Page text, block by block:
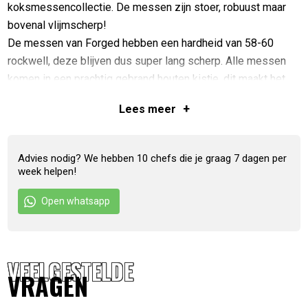
koksmessencollectie. De messen zijn stoer, robuust maar
bovenal vlijmscherp!
De messen van Forged hebben een hardheid van 58-60
rockwell, deze blijven dus super lang scherp. Alle messen
komen in een prachtig gebrand houten kistje, dit maakt het
Vervaardigd van Japans staal
Hardheid van 58 Rockwell
Lemmetlengte is 18
Lemmetdikte is 2 mm
Met de hand gesmeed
Verpakt in een luxe houten kistje
Lees meer +
Advies nodig? We hebben 10 chefs die je graag 7 dagen per
week helpen!
Open whatsapp
VEELGESTELDE
VRAGEN